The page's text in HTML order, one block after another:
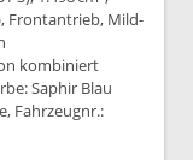
Frontantrieb, Mild-
kombiniert
Saphir Blau
Fahrzeugnr.: